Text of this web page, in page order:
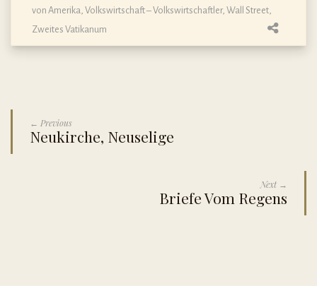
von Amerika Volkswirtschaft – Volkswirtschaftler, Wall Street
Zweites Vatikanum
← Previous
Neukirche, Neuselige
Next →
Briefe Vom Regens